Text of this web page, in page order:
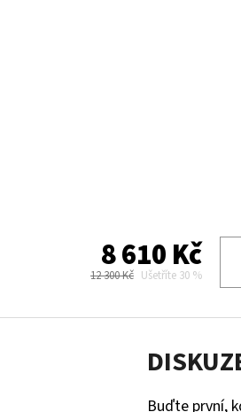
8 610 Kč
12 300 Kč Ušetříte 30 %
Buďte první,